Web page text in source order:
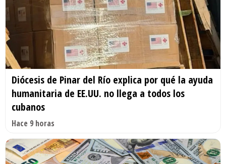
Diócesis de Pinar del Río explica por qué la ayuda
humanitaria de EE.UU. no llega a todos los
cubanos
Hace 9 horas